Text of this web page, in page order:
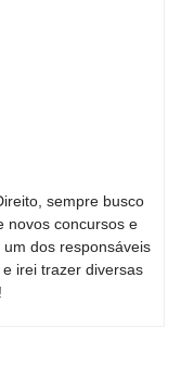
sempre busco
novos concursos e
dos responsáveis
irei trazer diversas